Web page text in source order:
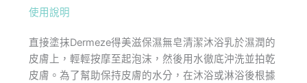
使用說明
直接塗抹Dermeze得美滋保濕無皂清潔沐浴乳於濕潤的
皮膚上，輕輕按摩至起泡沫，然後用水徹底沖洗並拍乾
皮膚。為了幫助保持皮膚的水分，在沐浴或淋浴後根據